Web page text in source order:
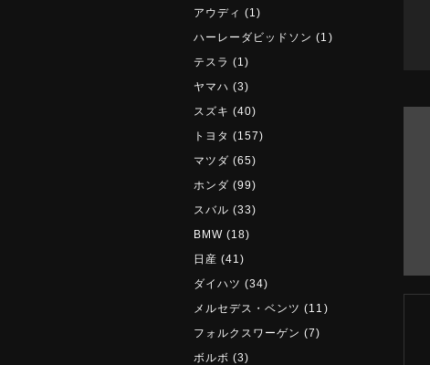
アウディ (1)
ハーレーダビッドソン (1)
テスラ (1)
ヤマハ (3)
スズキ (40)
トヨタ (157)
マツダ (65)
ホンダ (99)
スバル (33)
BMW (18)
日産 (41)
ダイハツ (34)
メルセデス・ベンツ (11)
フォルクスワーゲン (7)
ボルボ (3)